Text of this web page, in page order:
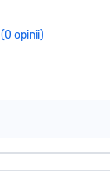
(0 opinii)